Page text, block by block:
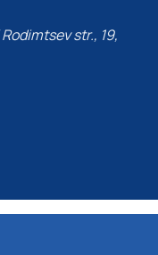
str., 19,